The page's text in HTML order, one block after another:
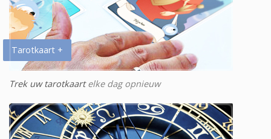
Tarotkaart +
Trek uw tarotkaartelke dag opnieuw